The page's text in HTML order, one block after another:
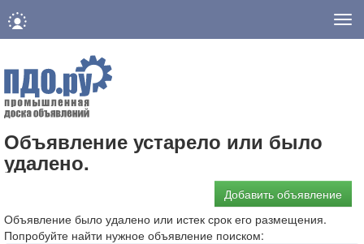
Объявление устарело или было
удалено.
Добавить объявление
Объявление было удалено или истек срок его размещения.
Попробуйте найти нужное объявление поиском: